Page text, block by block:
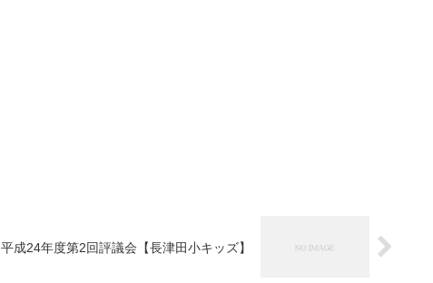
平成24年度第2回評議会【長津田小キッズ】